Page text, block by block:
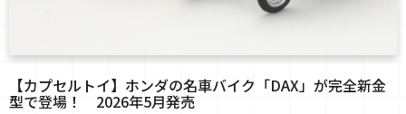
【カプセルトイ】ホンダの名車バイク「DAX」が完全新金
型で登場！ 2026年5月発売